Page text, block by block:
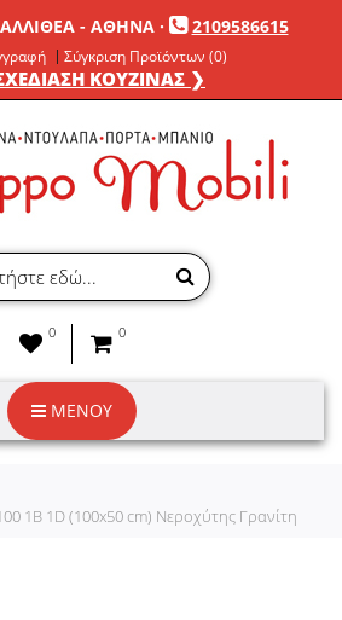
- ΑΘΗΝΑ· 2109586615
Σύγκριση Προϊόντων (0)
ΚΟΥΖΙΝΑΣ ❯
0 0
ΜΕΝΟΥ
1B 1D (100x50 cm) Νεροχύτης Γρανίτη